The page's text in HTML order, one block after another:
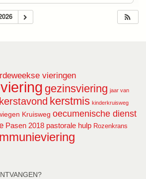
vieringen
gezinsviering jaar van
kerstavond kerstmis kinderkruisweg
Kruisweg oecumenische dienst
Pasen 2018 pastorale hulp Rozenkrans